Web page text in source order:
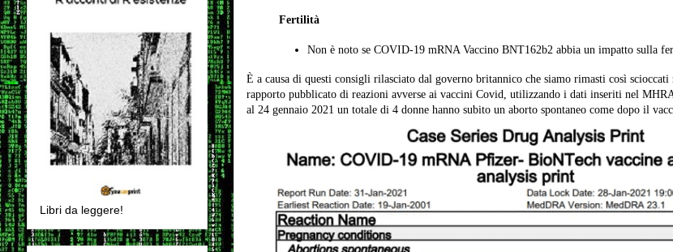
Fertilità
Non è noto se COVID-19 mRNA Vaccino BNT162b2 abbia un impatto sulla
È a causa di questi consigli rilasciato dal governo britannico che siamo rimasti così
rapporto pubblicato di reazioni avverse ai vaccini Covid, utilizzando i dati inseriti nel
al 24 gennaio 2021 un totale di 4 donne hanno subito un aborto spontaneo come dopo il
Libri da leggere!